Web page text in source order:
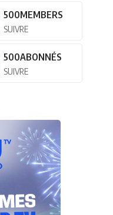
500MEMBERS
SUIVRE
500ABONNÉS
SUIVRE